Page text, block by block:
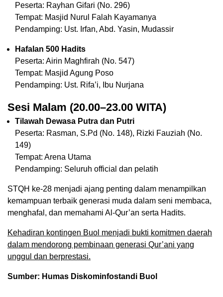
Peserta: Rayhan Gifari (No. 296)
Tempat: Masjid Nurul Falah Kayamanya
Pendamping: Ust. Irfan, Abd. Yasin, Mudassir
Hafalan 500 Hadits
Peserta: Airin Maghfirah (No. 547)
Tempat: Masjid Agung Poso
Pendamping: Ust. Rifa’i, Ibu Nurjana
Sesi Malam (20.00–23.00 WITA)
Tilawah Dewasa Putra dan Putri
Peserta: Rasman, S.Pd (No. 148), Rizki Fauziah (No.
149)
Tempat: Arena Utama
Pendamping: Seluruh official dan pelatih
STQH ke-28 menjadi ajang penting dalam menampilkan
kemampuan terbaik generasi muda dalam seni membaca,
menghafal, dan memahami Al-Qur’an serta Hadits.
Kehadiran kontingen Buol menjadi bukti komitmen daerah
dalam mendorong pembinaan generasi Qur’ani yang
unggul dan berprestasi.
Sumber: Humas Diskominfostandi Buol